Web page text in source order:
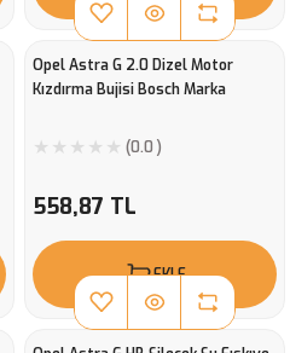
Opel Astra G 2.0 Dizel Motor
Kızdırma Bujisi Bosch Marka
(0.0 )
558,87 TL
EKLE